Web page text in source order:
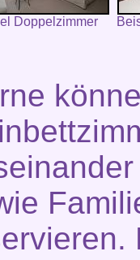
Doppelzimmer